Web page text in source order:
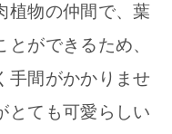
物の仲間で、葉
ができるため、
手間がかかりませ
とても可愛らしい